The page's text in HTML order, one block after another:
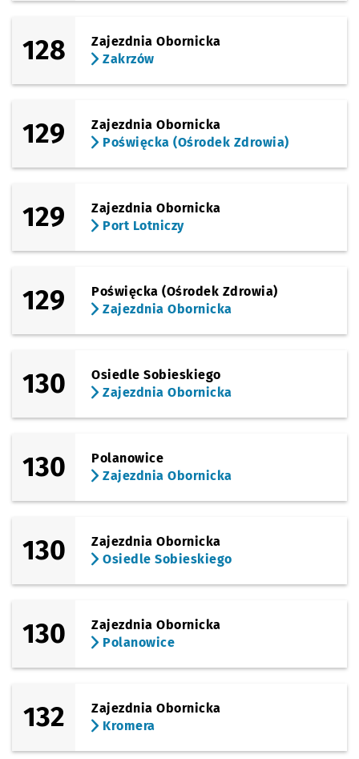
128
Zajezdnia Obornicka
Zakrzów
129
Zajezdnia Obornicka
Poświęcka (Ośrodek Zdrowia)
129
Zajezdnia Obornicka
Port Lotniczy
129
Poświęcka (Ośrodek Zdrowia)
Zajezdnia Obornicka
130
Osiedle Sobieskiego
Zajezdnia Obornicka
130
Polanowice
Zajezdnia Obornicka
130
Zajezdnia Obornicka
Osiedle Sobieskiego
130
Zajezdnia Obornicka
Polanowice
132
Zajezdnia Obornicka
Kromera